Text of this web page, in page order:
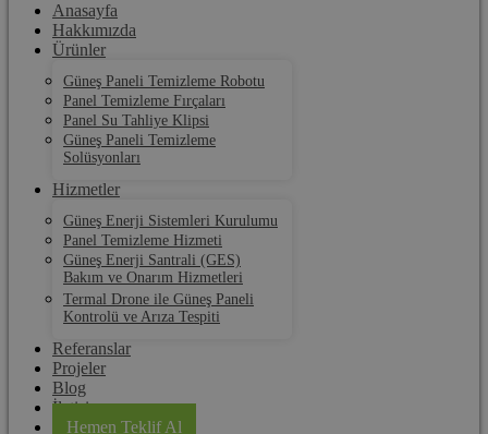
Anasayfa
Hakkımızda
Ürünler
Güneş Paneli Temizleme Robotu
Panel Temizleme Fırçaları
Panel Su Tahliye Klipsi
Güneş Paneli Temizleme
Solüsyonları
Hizmetler
Güneş Enerji Sistemleri Kurulumu
Panel Temizleme Hizmeti
Güneş Enerji Santrali (GES)
Bakım ve Onarım Hizmetleri
Termal Drone ile Güneş Paneli
Kontrolü ve Arıza Tespiti
Referanslar
Projeler
Blog
İletişim
Hemen Teklif Al